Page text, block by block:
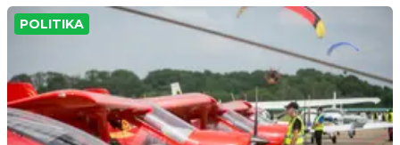
POLITIKA